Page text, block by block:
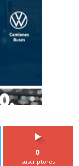
0
suscriptores